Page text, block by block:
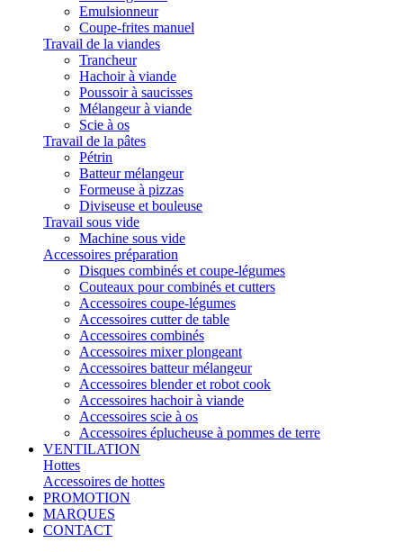
Emulsionneur
Coupe-frites manuel
Travail de la viandes
Trancheur
Hachoir à viande
Poussoir à saucisses
Mélangeur à viande
Scie à os
Travail de la pâtes
Pétrin
Batteur mélangeur
Formeuse à pizzas
Diviseuse et bouleuse
Travail sous vide
Machine sous vide
Accessoires préparation
Disques combinés et coupe-légumes
Couteaux pour combinés et cutters
Accessoires coupe-légumes
Accessoires cutter de table
Accessoires combinés
Accessoires mixer plongeant
Accessoires batteur mélangeur
Accessoires blender et robot cook
Accessoires hachoir à viande
Accessoires scie à os
Accessoires éplucheuse à pommes de terre
VENTILATION
Hottes
Accessoires de hottes
PROMOTION
MARQUES
CONTACT